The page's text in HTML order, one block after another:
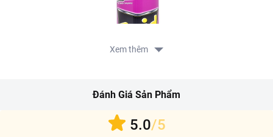
Xem thêm
Đánh Giá Sản Phẩm
5.0/5